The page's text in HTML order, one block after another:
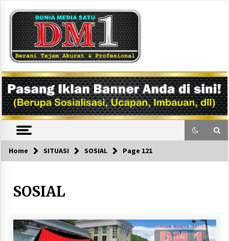
content
DM1
Home SITUASI SOSIAL Page 121
SOSIAL